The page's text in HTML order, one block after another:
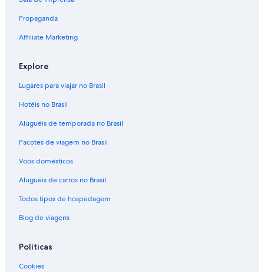
Propaganda
Affiliate Marketing
Explore
Lugares para viajar no Brasil
Hotéis no Brasil
Aluguéis de temporada no Brasil
Pacotes de viagem no Brasil
Voos domésticos
Aluguéis de carros no Brasil
Todos tipos de hospedagem
Blog de viagens
Políticas
Cookies